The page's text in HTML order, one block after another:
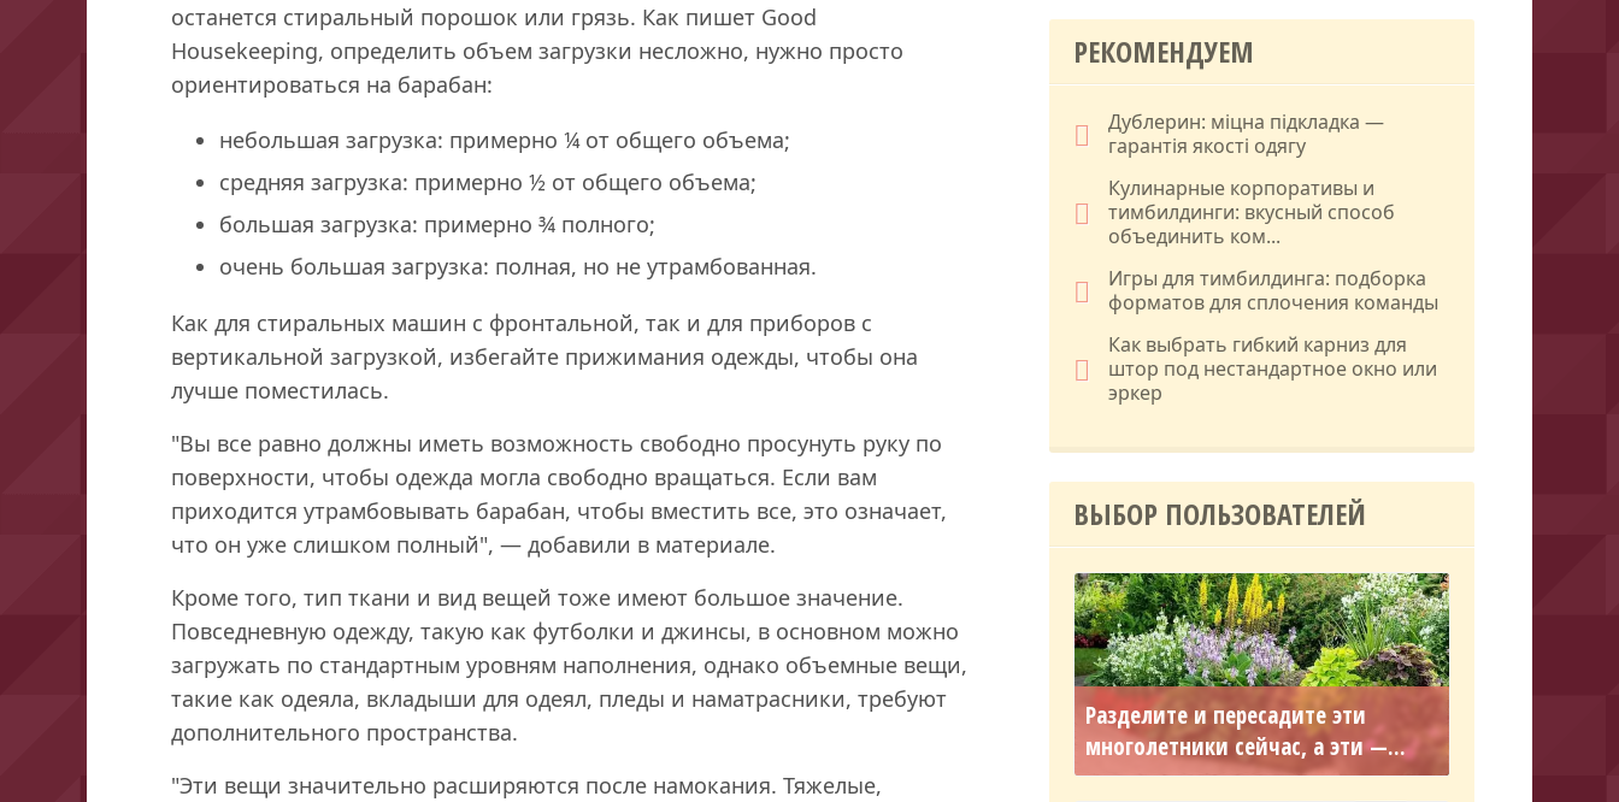
останется стиральный порошок или грязь. Как пишет Good
Housekeeping, определить объем загрузки несложно, нужно просто
ориентироваться на барабан:
небольшая загрузка: примерно ¼ от общего объема;
средняя загрузка: примерно ½ от общего объема;
большая загрузка: примерно ¾ полного;
очень большая загрузка: полная, но не утрамбованная.
Как для стиральных машин с фронтальной, так и для приборов с
вертикальной загрузкой, избегайте прижимания одежды, чтобы она
лучше поместилась.
"Вы все равно должны иметь возможность свободно просунуть руку по
поверхности, чтобы одежда могла свободно вращаться. Если вам
приходится утрамбовывать барабан, чтобы вместить все, это означает,
что он уже слишком полный", — добавили в материале.
Кроме того, тип ткани и вид вещей тоже имеют большое значение.
Повседневную одежду, такую как футболки и джинсы, в основном можно
загружать по стандартным уровням наполнения, однако объемные вещи,
такие как одеяла, вкладыши для одеял, пледы и наматрасники, требуют
дополнительного пространства.
"Эти вещи значительно расширяются после намокания. Тяжелые,
РЕКОМЕНДУЕМ
Дублерин: міцна підкладка —
гарантія якості одягу
Кулинарные корпоративы и
тимбилдинги: вкусный способ
объединить ком...
Игры для тимбилдинга: подборка
форматов для сплочения команды
Как выбрать гибкий карниз для
штор под нестандартное окно или
эркер
ВЫБОР ПОЛЬЗОВАТЕЛЕЙ
Разделите и пересадите эти
многолетники сейчас, а эти —...